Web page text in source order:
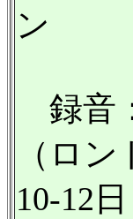
ン
録音
（ロ
10-12